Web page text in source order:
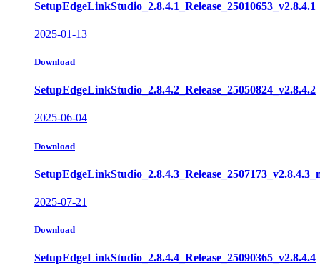
SetupEdgeLinkStudio_2.8.4.1_Release_25010653_v2.8.4.1
2025-01-13
Download
SetupEdgeLinkStudio_2.8.4.2_Release_25050824_v2.8.4.2
2025-06-04
Download
2025-07-21
Download
SetupEdgeLinkStudio_2.8.4.4_Release_25090365_v2.8.4.4